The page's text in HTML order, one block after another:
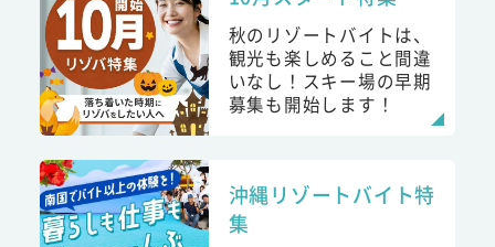
秋のリゾートバイトは、
観光も楽しめること間違
いなし！スキー場の早期
募集も開始します！
沖縄リゾートバイト特
集